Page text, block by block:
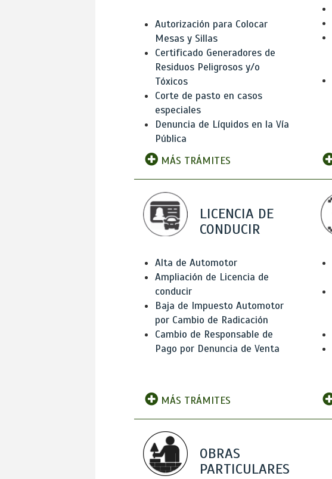
Autorización para Colocar
Mesas y Sillas
Certificado Generadores de
Residuos Peligrosos y/o
Tóxicos
Corte de pasto en casos
especiales
Denuncia de Líquidos en la Vía
Pública
MÁS TRÁMITES
LICENCIA DE
CONDUCIR
Alta de Automotor
Ampliación de Licencia de
conducir
Baja de Impuesto Automotor
por Cambio de Radicación
Cambio de Responsable de
Pago por Denuncia de Venta
MÁS TRÁMITES
OBRAS
PARTICULARES